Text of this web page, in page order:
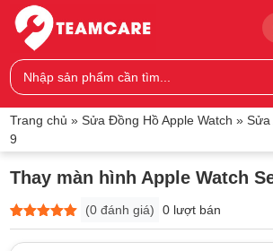
Trang chủ » Sửa Đồng Hồ Apple Watch » Sửa
9
Thay màn hình Apple Watch
5trên 5
dựa trên
0
(0 đánh giá) 0 lượt bán